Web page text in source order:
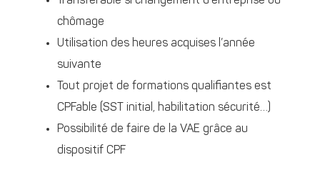
chômage
Utilisation des heures acquises l’année
suivante
Tout projet de formations qualifiantes est
CPFable (SST initial, habilitation sécurité…)
Possibilité de faire de la VAE grâce au
dispositif CPF